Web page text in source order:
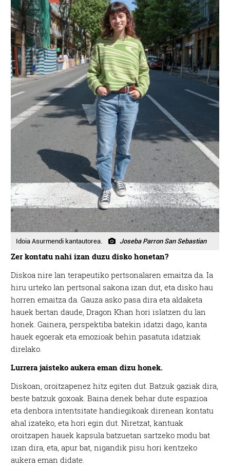
Idoia Asurmendi kantautorea. Joseba Parron San Sebastian
Zer kontatu nahi izan duzu disko honetan?
Diskoa nire lan terapeutiko pertsonalaren emaitza da. Ia
hiru urteko lan pertsonal sakona izan dut, eta disko hau
horren emaitza da. Gauza asko pasa dira eta aldaketa
hauek bertan daude, Dragon Khan hori islatzen du lan
honek. Gainera, perspektiba batekin idatzi dago, kanta
hauek egoerak eta emozioak behin pasatuta idatziak
direlako.
Lurrera jaisteko aukera eman dizu honek.
Diskoan, oroitzapenez hitz egiten dut. Batzuk gaziak dira,
beste batzuk goxoak. Baina denek behar dute espazioa
eta denbora intentsitate handiegikoak direnean kontatu
ahal izateko, eta hori egin dut. Niretzat, kantuak
oroitzapen hauek kapsula batzuetan sartzeko modu bat
izan dira, eta, apur bat, nigandik pisu hori kentzeko
aukera eman didate.